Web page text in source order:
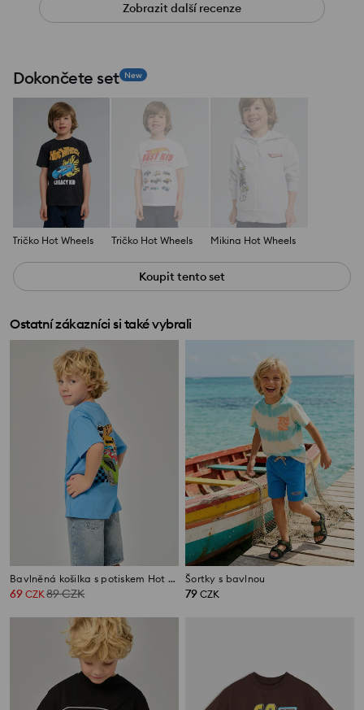
Zobrazit další recenze
Dokončete set New
Tričko Hot Wheels Tričko Hot Wheels Mikina Hot Wheels
Koupit tento set
Ostatní zákazníci si také vybrali
Bavlněná košilka s potiskem Hot Wheels
69 CZK89CZK
Šortky s bavlnou
79 CZK